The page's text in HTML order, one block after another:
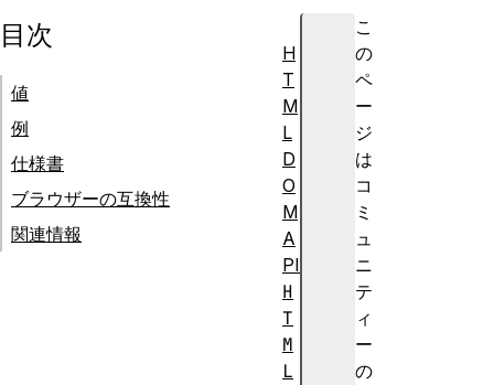
こ
の
ペ
ー
ジ
は
コ
ミ
ュ
ニ
テ
ィ
ー
の
目次
値
例
仕様書
ブラウザーの互換性
関連情報
H
T
M
L
D
O
M
A
PI
H
T
M
L